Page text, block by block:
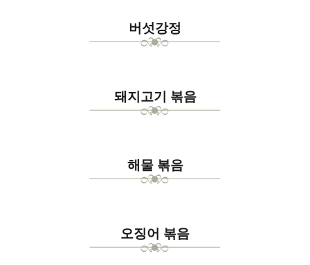
버섯강정
돼지고기 볶음
해물 볶음
오징어 볶음